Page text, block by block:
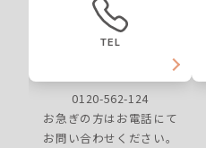
TEL
0120-562-124
お急ぎの方はお電話にて
お問い合わせください。